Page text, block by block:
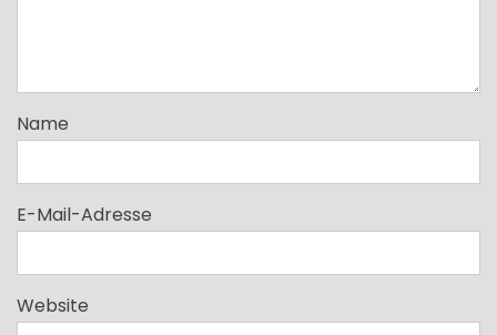
Name
E-Mail-Adresse
Website